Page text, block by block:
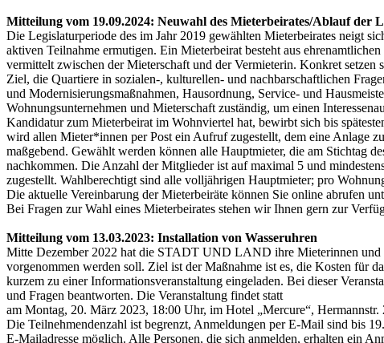
Mitteilung vom 19.09.2024: Neuwahl des Mieterbeirates/Ablauf
Die Legislaturperiode des im Jahr 2019 gewählten Mieterbeirates neigt
aktiven Teilnahme ermutigen. Ein Mieterbeirat besteht aus
vermittelt zwischen der Mieterschaft und der Vermieterin. Konkret
Ziel, die Quartiere in sozialen-, kulturellen- und nachbarschaftlichen
und Modernisierungsmaßnahmen, Hausordnung, Service- und
Wohnungsunternehmen und Mieterschaft zuständig, um einen
Kandidatur zum Mieterbeirat im Wohnviertel hat, bewirbt sich bis
wird allen Mieter*innen per Post ein Aufruf zugestellt, dem eine Anlage
maßgebend. Gewählt werden können alle Hauptmieter, die am Stichtag
nachkommen. Die Anzahl der Mitglieder ist auf maximal 5 und
zugestellt. Wahlberechtigt sind alle volljährigen Hauptmieter; pro
Die aktuelle Vereinbarung der Mieterbeiräte können Sie online abrufen
Bei Fragen zur Wahl eines Mieterbeirates stehen wir Ihnen gern zur
Mitteilung vom 13.03.2023: Installation von Wasseruhren
Mitte Dezember 2022 hat die STADT UND LAND ihre Mieterinnen und
vorgenommen werden soll. Ziel ist der Maßnahme ist es, die Kosten für
kurzem zu einer Informationsveranstaltung eingeladen. Bei dieser
und Fragen beantworten. Die Veranstaltung findet statt
am Montag, 20. März 2023, 18:00 Uhr, im Hotel „Mercure“,
Die Teilnehmendenzahl ist begrenzt, Anmeldungen per E-Mail sind bis
E-Mailadresse möglich. Alle Personen, die sich anmelden, erhalten ein